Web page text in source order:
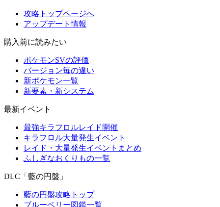
攻略トップページへ
アップデート情報
購入前に読みたい
ポケモンSVの評価
バージョン毎の違い
新ポケモン一覧
新要素・新システム
最新イベント
最強キラフロルレイド開催
キラフロル大量発生イベント
レイド・大量発生イベントまとめ
ふしぎなおくりもの一覧
DLC「藍の円盤」
藍の円盤攻略トップ
ブルーベリー図鑑一覧